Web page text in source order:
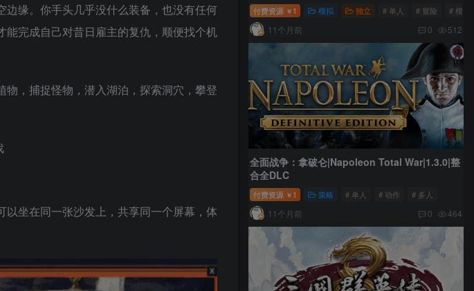
缘。你手头几乎没什么装备，也没有任何
完成自己对昔日雇主的复仇，顺便找个机
，捕捉怪物，潜入湖泊，探索洞穴，攀登
坐在同一张沙发上，共享同一个屏幕，体
付费资源 ￥ 1 模拟 独立 # 单人 # 冒险 # 模拟
11个月前 0 512
全面战争：拿破仑|Napoleon Total War|1.3.0|整
合全DLC
付费资源 ￥ 1 策略 # 单人 # 动作 # 多人
11个月前 0 464